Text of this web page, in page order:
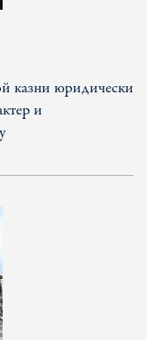
казни юридически
и